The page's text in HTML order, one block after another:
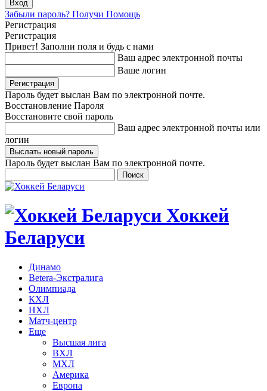
Забыли пароль? Получи Помощь
Регистрация
Регистрация
Привет! Заполни поля и будь с нами
Ваш адрес электронной почты
Ваше логин
Пароль будет выслан Вам по электронной почте.
Восстановление Пароля
Восстановите свой пароль
Ваш адрес электронной почты или
логин
Пароль будет выслан Вам по электронной почте.
Хоккей
Беларуси
Динамо
Betera-Экстралига
Олимпиада
КХЛ
НХЛ
Матч-центр
Еще
Высшая лига
ВХЛ
МХЛ
Америка
Европа